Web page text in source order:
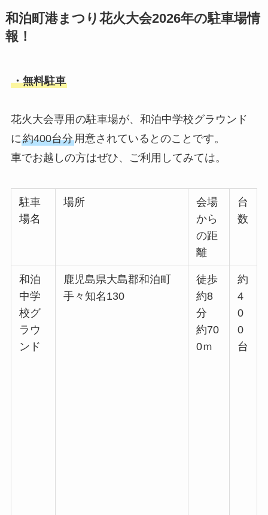
和泊町港まつり花火大会2026年の駐車場情
報！
・無料駐車
花火大会専用の駐車場が、和泊中学校グラウンド
に約400台分用意されているとのことです。
車でお越しの方はぜひ、ご利用してみては。
駐車
場名
場所
会場
から
の距
離
台
数
和泊
中学
校グ
ラウ
ンド
鹿児島県大島郡和泊町
手々知名130
徒歩
約8
分
約70
0ｍ
約
4
0
0
台